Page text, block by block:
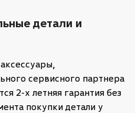
детали и
сервисного партнера
2-х летняя гарантия без
покупки детали у